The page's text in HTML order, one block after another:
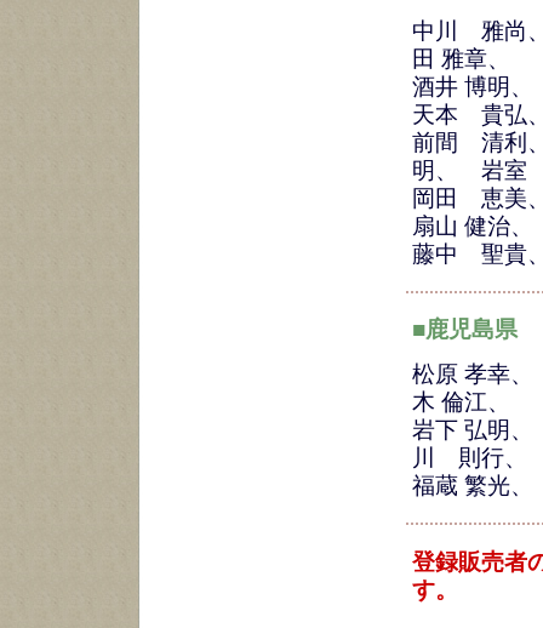
中川 雅尚
田 雅章、
酒井 博明
天本 貴弘
前間 清利
明、 岩
岡田 恵
扇山 健治、
藤中 聖貴
■鹿児島県
松原 孝幸
木 倫江、
岩下 弘明
川 則行、
福蔵 繁光
登録販売者
す。
2015年度 「登録販売者の資